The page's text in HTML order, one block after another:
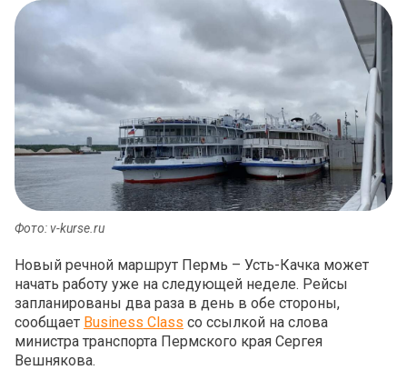
Фото: v-kurse.ru
Новый речной маршрут Пермь – Усть-Качка может
начать работу уже на следующей неделе. Рейсы
запланированы два раза в день в обе стороны,
сообщает Business Class со ссылкой на слова
министра транспорта Пермского края Сергея
Вешнякова.